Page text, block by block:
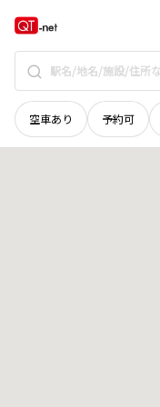
空車あり 予約可
岩手県